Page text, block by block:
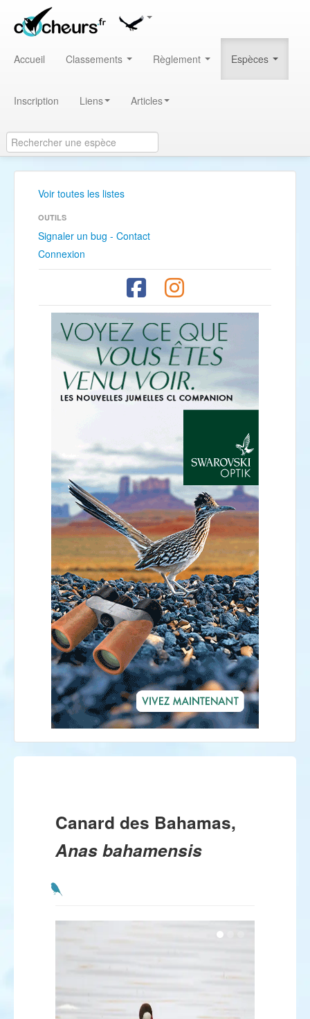
Accueil Classements Règlement Espèces
Inscription Liens Articles
Voir toutes les listes
OUTILS
Signaler un bug - Contact
Connexion
Canard des Bahamas,
Anas bahamensis